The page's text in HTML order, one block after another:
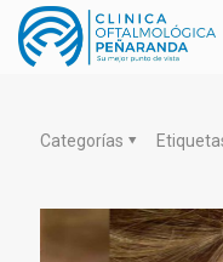
Categorías